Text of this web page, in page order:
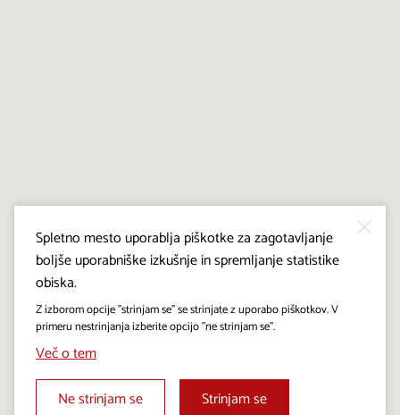
Spletno mesto uporablja piškotke za zagotavljanje
boljše uporabniške izkušnje in spremljanje statistike
obiska.
Z izborom opcije "strinjam se" se strinjate z uporabo piškotkov. V
primeru nestrinjanja izberite opcijo "ne strinjam se".
Več o tem
Ne strinjam se
Strinjam se